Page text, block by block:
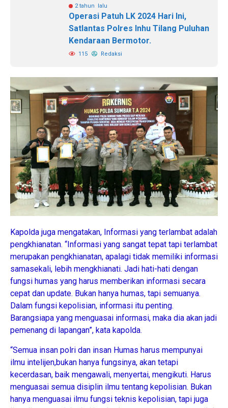
2 tahun lalu
Operasi Patuh LK 2024 Hari Ini,
Satlantas Polres Inhu Tilang Puluhan
Kendaraan Bermotor.
115 Redaksi
Kapolda juga mengatakan, Informasi yang terlambat adalah
pengkhianatan. “Informasi yang sangat tepat tapi terlambat
merupakan pengkhianatan, apalagi tidak memiliki informasi
samasekali, lebih mengkhianati. Jadi hati-hati dengan
fungsi humas yang harus memberikan informasi secara
cepat dan update. Bukan hanya humas, tapi semuanya.
Dalam fungsi kepolisian, informasi itu penting.
Barangsiapa yang menguasai informasi, maka dia akan jadi
pemenang di lapangan”, kata kapolda.
“Semua insan polri dan insan Humas harus mempunyai
ilmu intelijen,bukan hanya fungsinya, akan tetapi
kecerdasan, baik mengawali, menyertai, mengikuti. Harus
menguasai semua disiplin ilmu tentang kepolisian. Bukan
hanya menguasai ilmu fungsi teknis kepolisian, tapi juga